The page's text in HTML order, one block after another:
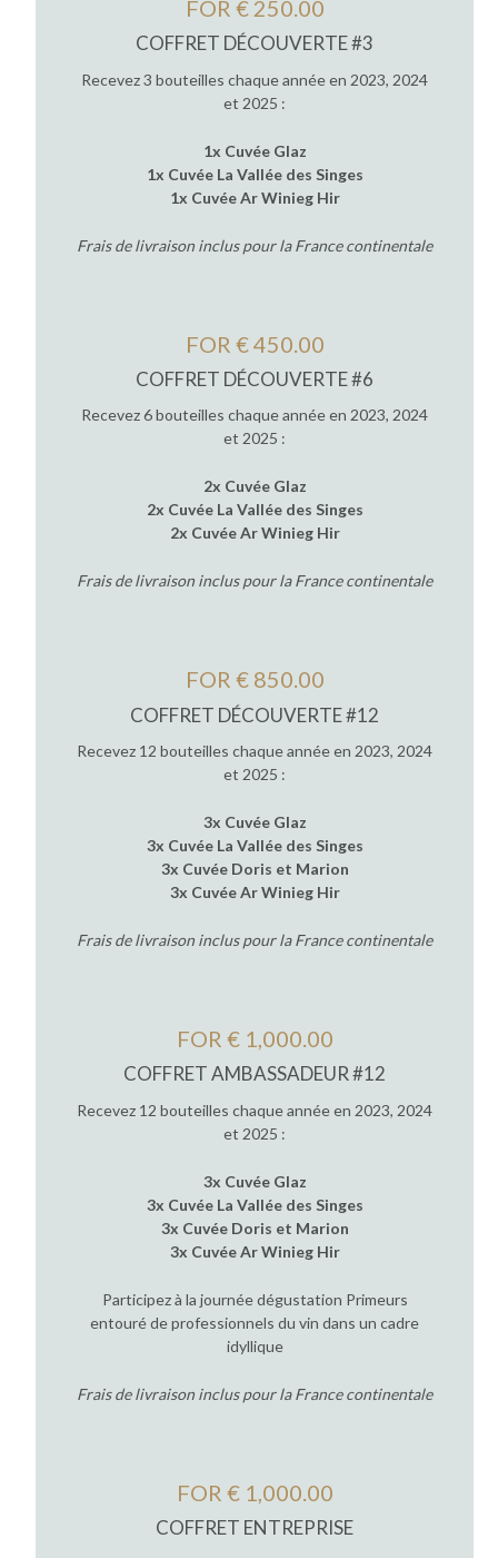
FOR € 250.00
COFFRET DÉCOUVERTE #3
Recevez 3 bouteilles chaque année en 2023, 2024
et 2025 :
1x Cuvée Glaz
1x Cuvée La Vallée des Singes
1x Cuvée Ar Winieg Hir
Frais de livraison inclus pour la France continentale
FOR € 450.00
COFFRET DÉCOUVERTE #6
Recevez 6 bouteilles chaque année en 2023, 2024
et 2025 :
2x Cuvée Glaz
2x Cuvée La Vallée des Singes
2x Cuvée Ar Winieg Hir
Frais de livraison inclus pour la France continentale
FOR € 850.00
COFFRET DÉCOUVERTE #12
Recevez 12 bouteilles chaque année en 2023, 2024
et 2025 :
3x Cuvée Glaz
3x Cuvée La Vallée des Singes
3x Cuvée Doris et Marion
3x Cuvée Ar Winieg Hir
Frais de livraison inclus pour la France continentale
FOR € 1,000.00
COFFRET AMBASSADEUR #12
Recevez 12 bouteilles chaque année en 2023, 2024
et 2025 :
3x Cuvée Glaz
3x Cuvée La Vallée des Singes
3x Cuvée Doris et Marion
3x Cuvée Ar Winieg Hir
Participez à la journée dégustation Primeurs
entouré de professionnels du vin dans un cadre
idyllique
Frais de livraison inclus pour la France continentale
FOR € 1,000.00
COFFRET ENTREPRISE